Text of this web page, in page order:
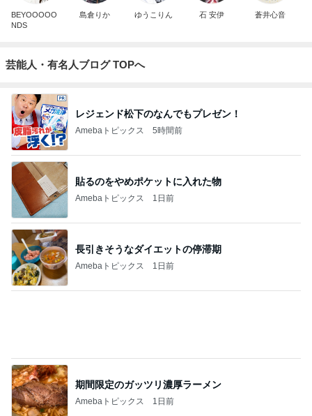
BEYOOOOO
NDS
島倉りか ゆうこりん 石 安伊 蒼井心音
芸能人・有名人ブログ TOPへ
レジェンド松下のなんでもプレゼン！
Amebaトピックス 5時間前
貼るのをやめポケットに入れた物
Amebaトピックス 1日前
長引きそうなダイエットの停滞期
Amebaトピックス 1日前
悩んだハウスメーカー選びの決め手
Amebaトピックス 1日前